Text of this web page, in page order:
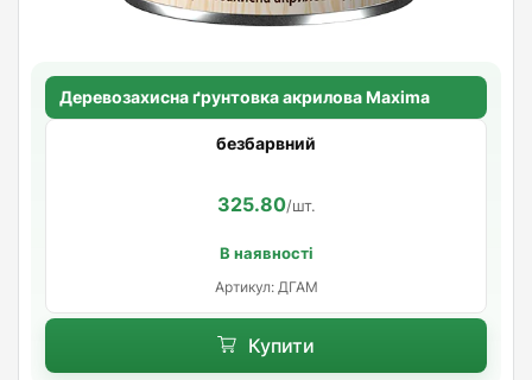
Деревозахисна ґрунтовка акрилова Maxima
безбарвний
325.80/шт.
В наявності
Артикул: ДГАМ
Купити